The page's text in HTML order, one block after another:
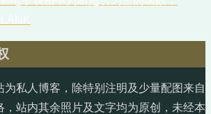
为私人博客，除特别注明及少量配图来自
，站内其余照片及文字均为原创，未经本